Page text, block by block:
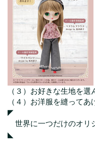
（３）お好きな生地を選
（４）お洋服を縫ってあ
◤
世界に一つだけのオリ
◣